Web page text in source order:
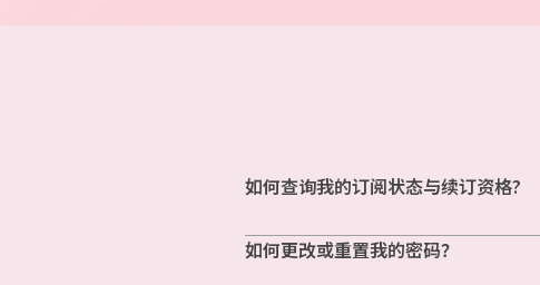
如何查询我的订阅状态与续订资格?
如何更改或重置我的密码？